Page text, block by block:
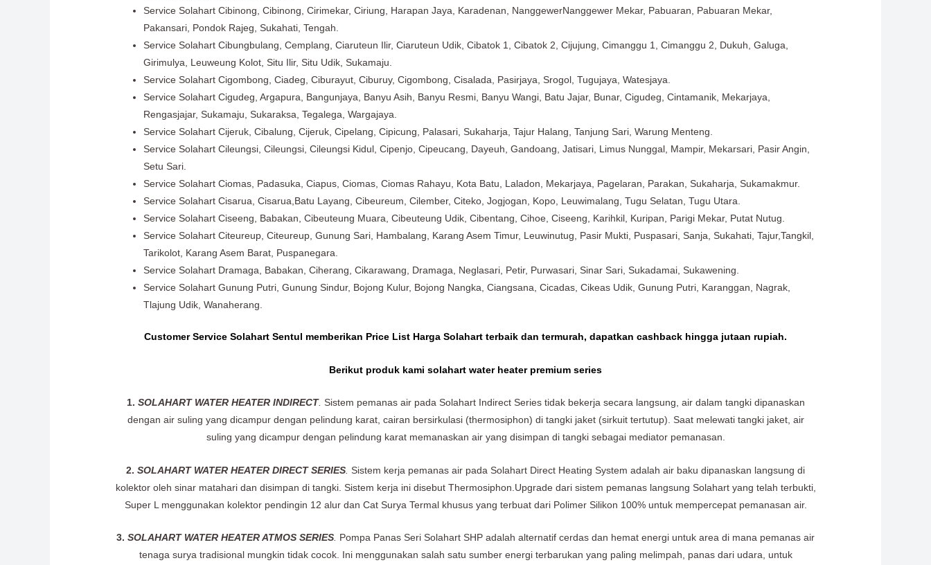
Service Solahart Cibinong, Cibinong, Cirimekar, Ciriung, Harapan Jaya, Karadenan, NanggewerNanggewer Mekar, Pabuaran, Pabuaran Mekar,
Pakansari, Pondok Rajeg, Sukahati, Tengah.
Service Solahart Cibungbulang, Cemplang, Ciaruteun Ilir, Ciaruteun Udik, Cibatok 1, Cibatok 2, Cijujung, Cimanggu 1, Cimanggu 2, Dukuh, Galuga,
Girimulya, Leuweung Kolot, Situ Ilir, Situ Udik, Sukamaju.
Service Solahart Cigombong, Ciadeg, Ciburayut, Ciburuy, Cigombong, Cisalada, Pasirjaya, Srogol, Tugujaya, Watesjaya.
Service Solahart Cigudeg, Argapura, Bangunjaya, Banyu Asih, Banyu Resmi, Banyu Wangi, Batu Jajar, Bunar, Cigudeg, Cintamanik, Mekarjaya,
Rengasjajar, Sukamaju, Sukaraksa, Tegalega, Wargajaya.
Service Solahart Cijeruk, Cibalung, Cijeruk, Cipelang, Cipicung, Palasari, Sukaharja, Tajur Halang, Tanjung Sari, Warung Menteng.
Service Solahart Cileungsi, Cileungsi, Cileungsi Kidul, Cipenjo, Cipeucang, Dayeuh, Gandoang, Jatisari, Limus Nunggal, Mampir, Mekarsari, Pasir Angin,
Setu Sari.
Service Solahart Ciomas, Padasuka, Ciapus, Ciomas, Ciomas Rahayu, Kota Batu, Laladon, Mekarjaya, Pagelaran, Parakan, Sukaharja, Sukamakmur.
Service Solahart Cisarua, Cisarua,Batu Layang, Cibeureum, Cilember, Citeko, Jogjogan, Kopo, Leuwimalang, Tugu Selatan, Tugu Utara.
Service Solahart Ciseeng, Babakan, Cibeuteung Muara, Cibeuteung Udik, Cibentang, Cihoe, Ciseeng, Karihkil, Kuripan, Parigi Mekar, Putat Nutug.
Service Solahart Citeureup, Citeureup, Gunung Sari, Hambalang, Karang Asem Timur, Leuwinutug, Pasir Mukti, Puspasari, Sanja, Sukahati, Tajur,Tangkil,
Tarikolot, Karang Asem Barat, Puspanegara.
Service Solahart Dramaga, Babakan, Ciherang, Cikarawang, Dramaga, Neglasari, Petir, Purwasari, Sinar Sari, Sukadamai, Sukawening.
Service Solahart Gunung Putri, Gunung Sindur, Bojong Kulur, Bojong Nangka, Ciangsana, Cicadas, Cikeas Udik, Gunung Putri, Karanggan, Nagrak,
Tlajung Udik, Wanaherang.
Customer Service Solahart Sentul memberikan Price List Harga Solahart terbaik dan termurah, dapatkan cashback hingga jutaan rupiah.
Berikut produk kami solahart water heater premium series
1. SOLAHART WATER HEATER INDIRECT. Sistem pemanas air pada Solahart Indirect Series tidak bekerja secara langsung, air dalam tangki dipanaskan
dengan air suling yang dicampur dengan pelindung karat, cairan bersirkulasi (thermosiphon) di tangki jaket (sirkuit tertutup). Saat melewati tangki jaket, air
suling yang dicampur dengan pelindung karat memanaskan air yang disimpan di tangki sebagai mediator pemanasan.
2. SOLAHART WATER HEATER DIRECT SERIES Sistem kerja pemanas air pada Solahart Direct Heating System adalah air baku dipanaskan langsung di
kolektor oleh sinar matahari dan disimpan di tangki. Sistem kerja ini disebut Thermosiphon.Upgrade dari sistem pemanas langsung Solahart yang telah terbukti,
Super L menggunakan kolektor pendingin 12 alur dan Cat Surya Termal khusus yang terbuat dari Polimer Silikon 100% untuk mempercepat pemanasan air.
3. SOLAHART WATER HEATER ATMOS SERIES Pompa Panas Seri Solahart SHP adalah alternatif cerdas dan hemat energi untuk area di mana pemanas air
tenaga surya tradisional mungkin tidak cocok. Ini menggunakan salah satu sumber energi terbarukan yang paling melimpah, panas dari udara, untuk